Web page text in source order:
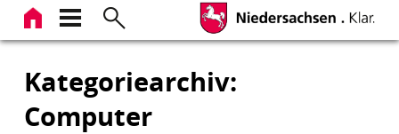
Zum
Inhalt
Kategoriearchiv:
Computer